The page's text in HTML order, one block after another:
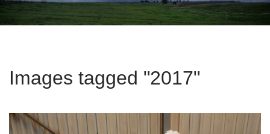
Images tagged "2017"